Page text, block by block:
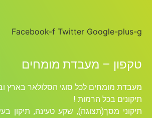
Facebook-f Twitter Google-plus-g
טקפון – מעבדת מומחים
מעבדת מומחים לכל סוגי הסלולאר בארץ
תיקונים בכל הרמות !
תיקוני מסך(תצוגה), שקע טעינה, תיקון